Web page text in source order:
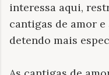
interessa aqui,
cantigas de amor
detendo mais